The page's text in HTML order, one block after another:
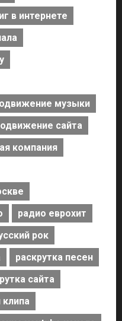
в интернете
музыки
сайта
компания
радио еврохит
рок
раскрутка песен
сайта
клипа